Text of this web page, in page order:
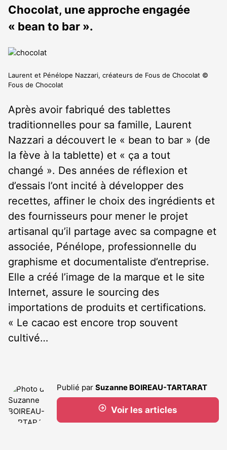
Chocolat, une approche engagée
« bean to bar ».
Laurent et Pénélope Nazzari, créateurs de Fous de Chocolat ©
Fous de Chocolat
Après avoir fabriqué des tablettes
traditionnelles pour sa famille, Laurent
Nazzari a découvert le « bean to bar » (de
la fève à la tablette) et « ça a tout
changé ». Des années de réflexion et
d’essais l’ont incité à développer des
recettes, affiner le choix des ingrédients et
des fournisseurs pour mener le projet
artisanal qu’il partage avec sa compagne et
associée, Pénélope, professionnelle du
graphisme et documentaliste d’entreprise.
Elle a créé l’image de la marque et le site
Internet, assure le sourcing des
importations de produits et certifications.
« Le cacao est encore trop souvent
cultivé…
Publié par Suzanne BOIREAU-TARTARAT
Voir les articles